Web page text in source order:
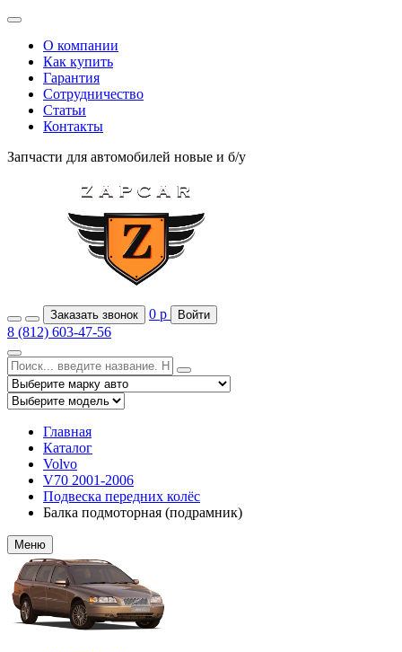
О компании
Как купить
Гарантия
Сотрудничество
Статьи
Контакты
Запчасти для автомобилей новые и б/у
Заказать звонок 0 р Войти
8 (812) 603-47-56
Главная
Каталог
Volvo
V70 2001-2006
Подвеска передних колёс
Балка подмоторная (подрамник)
Меню